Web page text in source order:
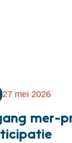
27 mei 2026
mer-